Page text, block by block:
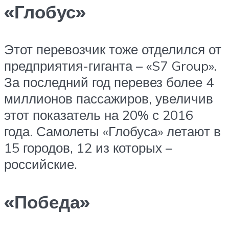
«Глобус»
Этот перевозчик тоже отделился от
предприятия-гиганта – «S7 Group».
За последний год перевез более 4
миллионов пассажиров, увеличив
этот показатель на 20% с 2016
года. Самолеты «Глобуса» летают в
15 городов, 12 из которых –
российские.
«Победа»